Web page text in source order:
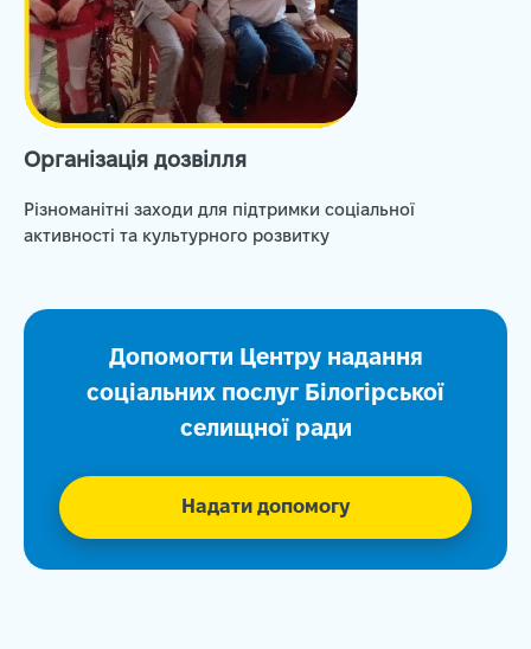
Організація дозвілля
Різноманітні заходи для підтримки соціальної
активності та культурного розвитку
Допомогти Центру надання
соціальних послуг Білогірської
селищної ради
Надати допомогу